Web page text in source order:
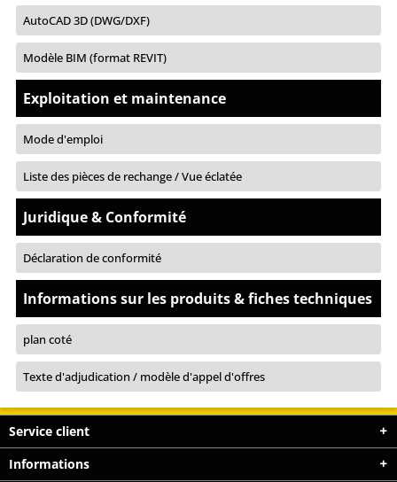
AutoCAD 3D (DWG/DXF)
Modèle BIM (format REVIT)
Exploitation et maintenance
Mode d'emploi
Liste des pièces de rechange / Vue éclatée
Juridique & Conformité
Déclaration de conformité
Informations sur les produits & fiches techniques
plan coté
Texte d'adjudication / modèle d'appel d'offres
Service client
Informations